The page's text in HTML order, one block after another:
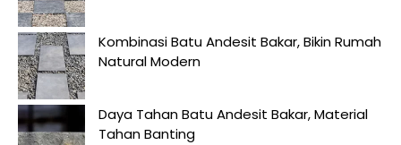
Kombinasi Batu Andesit Bakar, Bikin Rumah
Natural Modern
Daya Tahan Batu Andesit Bakar, Material
Tahan Banting